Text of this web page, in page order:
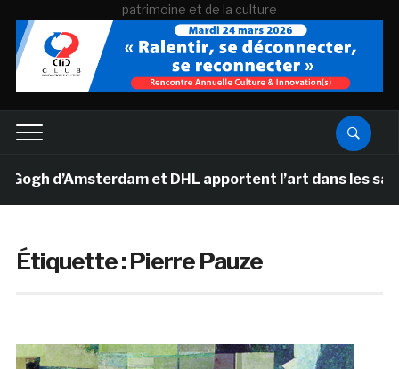
patrimoine et de la culture
d’Amsterdam et DHL apportent l’art dans les salles
Étiquette :Pierre Pauze